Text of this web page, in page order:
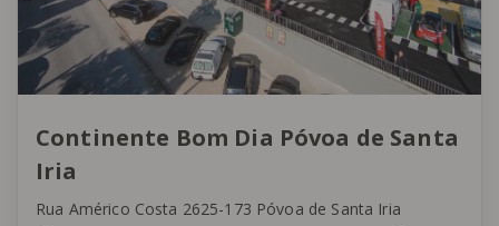
Continente Bom Dia Póvoa de Santa
Iria
Rua Américo Costa 2625-173 Póvoa de Santa Iria